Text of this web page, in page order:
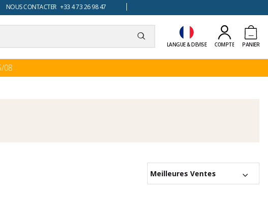
NOUS CONTACTER +33 4 73 26 98 47
LANGUE & DEVISE COMPTE PANIER
08
Meilleures Ventes